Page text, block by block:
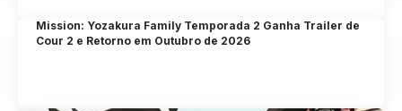
Mission: Yozakura Family Temporada 2 Ganha Trailer de
Cour 2 e Retorno em Outubro de 2026